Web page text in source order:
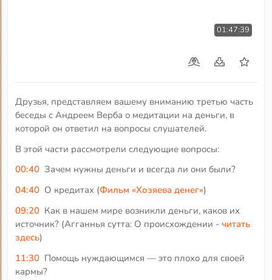
01:47:39
Друзья, представляем вашему вниманию третью часть
беседы с Андреем Верба о медитации на деньги, в
которой он ответил на вопросы слушателей.
В этой части рассмотрели следующие вопросы:
00:40 Зачем нужны деньги и всегда ли они были?
04:40 О кредитах (Фильм «Хозяева денег»)
09:20 Как в нашем мире возникли деньги, каков их
источник? (Агганнья сутта: О происхождении -читать
здесь)
11:30 Помощь нуждающимся — это плохо для своей
кармы?